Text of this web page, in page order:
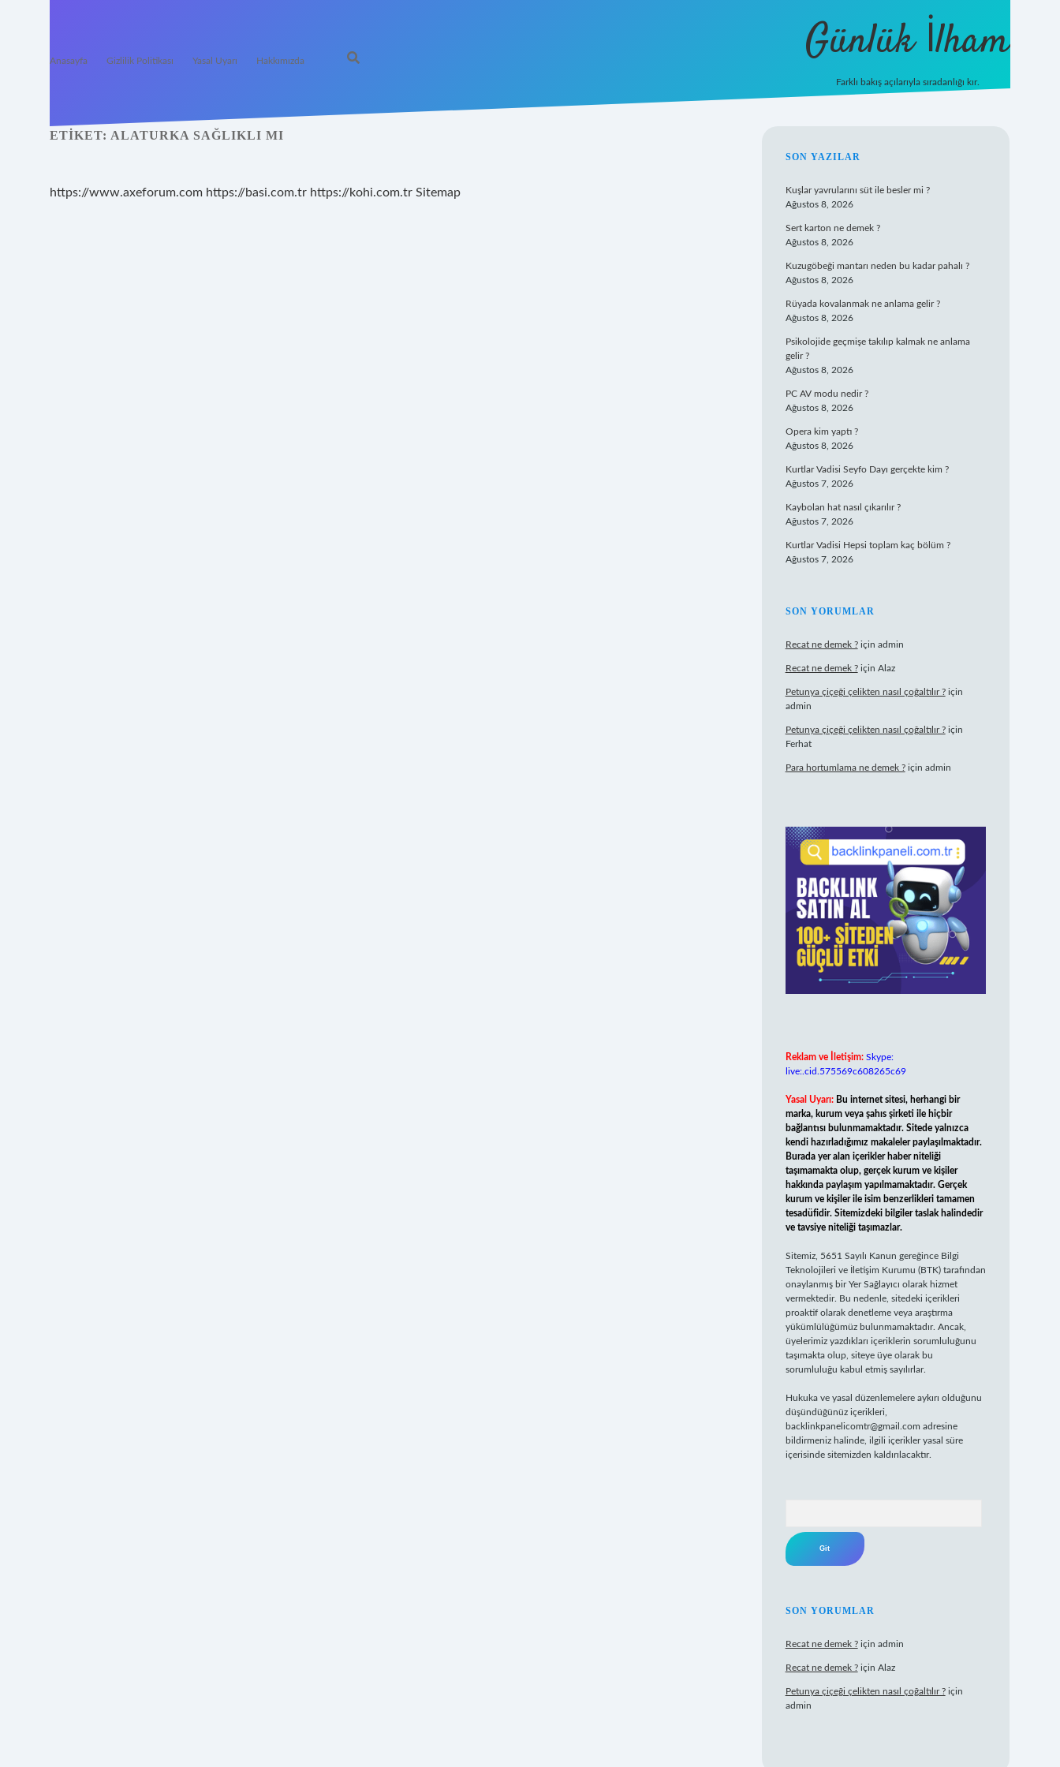
Anasayfa Gizlilik Politikası Yasal Uyarı Hakkımızda Günlük İlham
Farklı bakış açılarıyla sıradanlığı kır.
ETIKET: ALATURKA SAĞLIKLI MI
https://www.axeforum.com https://basi.com.tr https://kohi.com.tr Sitemap
SIDEBAR
SON YAZILAR
Kuşlar yavrularını süt ile besler mi ?
Ağustos 8, 2026
Sert karton ne demek ?
Ağustos 8, 2026
Kuzugöbeği mantarı neden bu kadar pahalı ?
Ağustos 8, 2026
Rüyada kovalanmak ne anlama gelir ?
Ağustos 8, 2026
Psikolojide geçmişe takılıp kalmak ne anlama
gelir ?
Ağustos 8, 2026
PC AV modu nedir ?
Ağustos 8, 2026
Opera kim yaptı ?
Ağustos 8, 2026
Kurtlar Vadisi Seyfo Dayı gerçekte kim ?
Ağustos 7, 2026
Kaybolan hat nasıl çıkarılır ?
Ağustos 7, 2026
Kurtlar Vadisi Hepsi toplam kaç bölüm ?
Ağustos 7, 2026
SON YORUMLAR
Recat ne demek ?için admin
Recat ne demek ?için Alaz
Petunya çiçeği çelikten nasıl çoğaltılır ?için
admin
Petunya çiçeği çelikten nasıl çoğaltılır ?için
Ferhat
Para hortumlama ne demek ?için admin
Reklam ve İletişim: Skype:
live:.cid.575569c608265c69
Yasal Uyarı: Bu internet sitesi, herhangi bir
marka, kurum veya şahıs şirketi ile hiçbir
bağlantısı bulunmamaktadır. Sitede yalnızca
kendi hazırladığımız makaleler paylaşılmaktadır.
Burada yer alan içerikler haber niteliği
taşımamakta olup, gerçek kurum ve kişiler
hakkında paylaşım yapılmamaktadır. Gerçek
kurum ve kişiler ile isim benzerlikleri tamamen
tesadüfidir. Sitemizdeki bilgiler taslak halindedir
ve tavsiye niteliği taşımazlar.
Sitemiz, 5651 Sayılı Kanun gereğince Bilgi
Teknolojileri ve İletişim Kurumu (BTK) tarafından
onaylanmış bir Yer Sağlayıcı olarak hizmet
vermektedir. Bu nedenle, sitedeki içerikleri
proaktif olarak denetleme veya araştırma
yükümlülüğümüz bulunmamaktadır. Ancak,
üyelerimiz yazdıkları içeriklerin sorumluluğunu
taşımakta olup, siteye üye olarak bu
sorumluluğu kabul etmiş sayılırlar.
Hukuka ve yasal düzenlemelere aykırı olduğunu
düşündüğünüz içerikleri,
backlinkpanelicomtr@gmail.com adresine
bildirmeniz halinde, ilgili içerikler yasal süre
içerisinde sitemizden kaldırılacaktır.
SON YORUMLAR
Recat ne demek ?için admin
Recat ne demek ?için Alaz
Petunya çiçeği çelikten nasıl çoğaltılır ?için
admin